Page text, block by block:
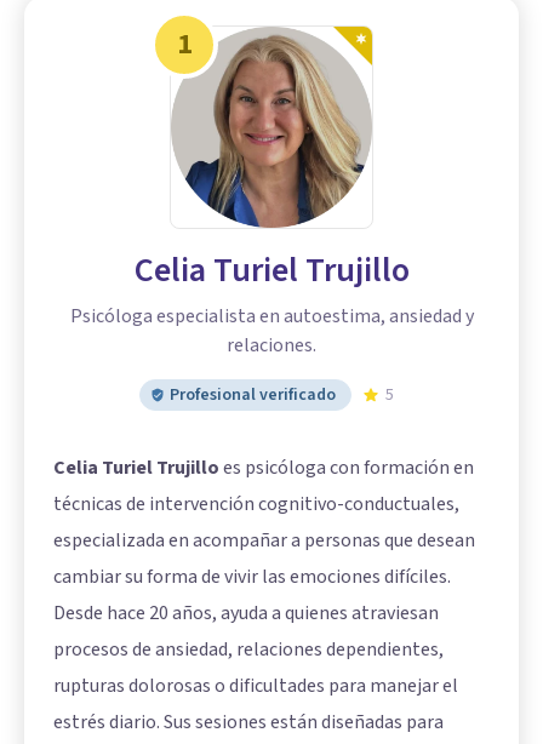
1
Celia Turiel Trujillo
Psicóloga especialista en autoestima, ansiedad y
relaciones.
Profesional verificado 5
Celia Turiel Trujilloes psicóloga con formación en
técnicas de intervención cognitivo-conductuales,
especializada en acompañar a personas que desean
cambiar su forma de vivir las emociones difíciles.
Desde hace 20 años, ayuda a quienes atraviesan
procesos de ansiedad, relaciones dependientes,
rupturas dolorosas o dificultades para manejar el
estrés diario. Sus sesiones están diseñadas para